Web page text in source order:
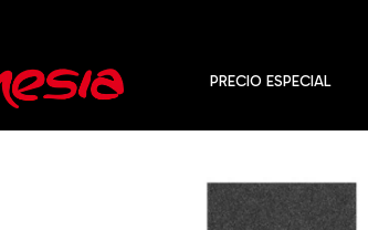
PRECIO ESPECIAL